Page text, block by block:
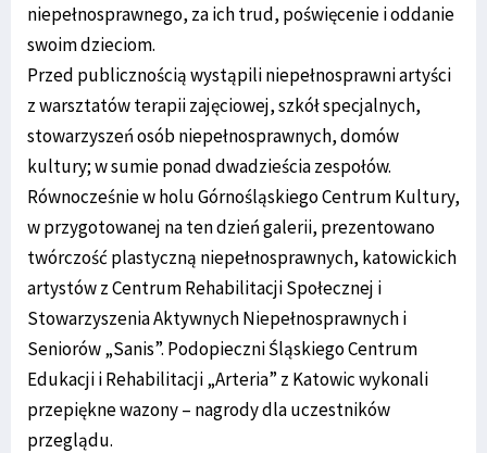
niepełnosprawnego, za ich trud, poświęcenie i oddanie
swoim dzieciom.
Przed publicznością wystąpili niepełnosprawni artyści
z warsztatów terapii zajęciowej, szkół specjalnych,
stowarzyszeń osób niepełnosprawnych, domów
kultury; w sumie ponad dwadzieścia zespołów.
Równocześnie w holu Górnośląskiego Centrum Kultury,
w przygotowanej na ten dzień galerii, prezentowano
twórczość plastyczną niepełnosprawnych, katowickich
artystów z Centrum Rehabilitacji Społecznej i
Stowarzyszenia Aktywnych Niepełnosprawnych i
Seniorów „Sanis”. Podopieczni Śląskiego Centrum
Edukacji i Rehabilitacji „Arteria” z Katowic wykonali
przepiękne wazony – nagrody dla uczestników
przeglądu.